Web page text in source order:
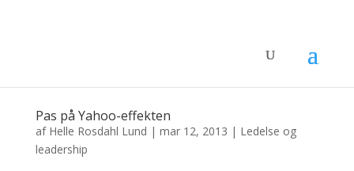
Pas på Yahoo-effekten
af Helle Rosdahl Lund | mar 12, 2013 | Ledelse og
leadership